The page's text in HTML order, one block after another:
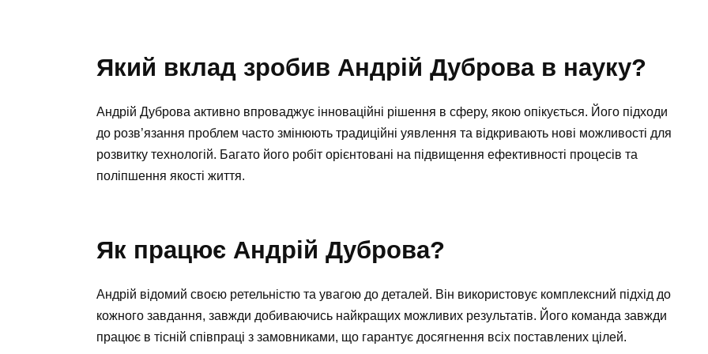
Який вклад зробив Андрій Дуброва в науку?
Андрій Дуброва активно впроваджує інноваційні рішення в сферу, якою опікується. Його підходи
до розв’язання проблем часто змінюють традиційні уявлення та відкривають нові можливості для
розвитку технологій. Багато його робіт орієнтовані на підвищення ефективності процесів та
поліпшення якості життя.
Як працює Андрій Дуброва?
Андрій відомий своєю ретельністю та увагою до деталей. Він використовує комплексний підхід до
кожного завдання, завжди добиваючись найкращих можливих результатів. Його команда завжди
працює в тісній співпраці з замовниками, що гарантує досягнення всіх поставлених цілей.